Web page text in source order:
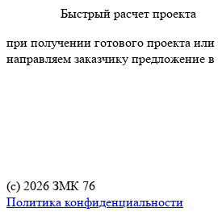
Быстрый расчет проекта
при получении готового проекта
направляем заказчику предложение
(с) 2026 ЗМК 76
Политика конфиденциальности